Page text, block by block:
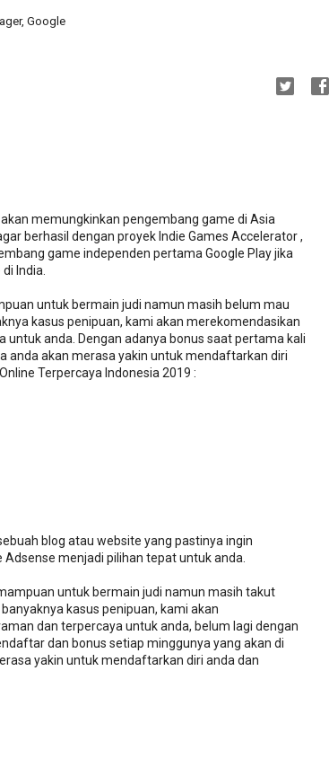
Google
memungkinkan pengembang game di Asia
berhasil dengan proyek Indie Games Accelerator ,
game independen pertama Google Play jika
India.
untuk bermain judi namun masih belum mau
kasus penipuan, kami akan merekomendasikan
anda. Dengan adanya bonus saat pertama kali
anda akan merasa yakin untuk mendaftarkan diri
Terpercaya Indonesia 2019 :
blog atau website yang pastinya ingin
menjadi pilihan tepat untuk anda.
untuk bermain judi namun masih takut
kasus penipuan, kami akan
dan terpercaya untuk anda, belum lagi dengan
dan bonus setiap minggunya yang akan di
yakin untuk mendaftarkan diri anda dan